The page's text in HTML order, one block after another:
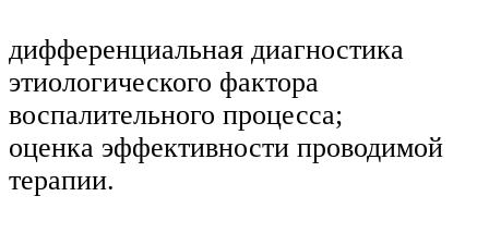
дифференциальная диагностика
этиологического фактора
воспалительного процесса;
оценка эффективности проводимой
терапии.